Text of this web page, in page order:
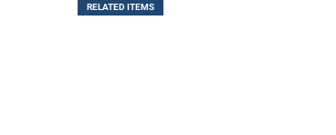
RELATED ITEMS